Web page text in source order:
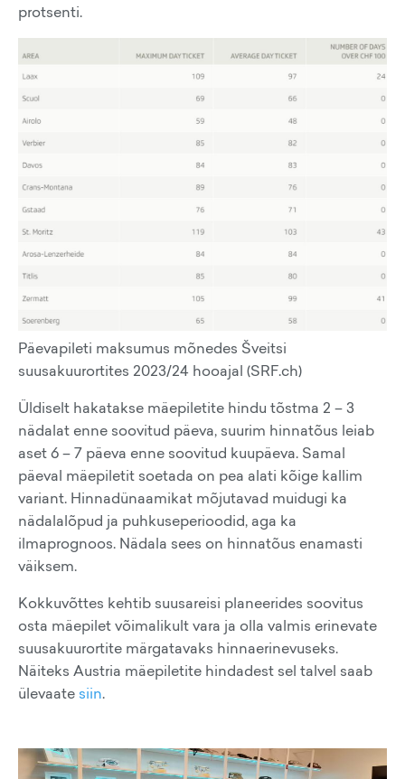
protsenti.
Päevapileti maksumus mõnedes Šveitsi
suusakuurortites 2023/24 hooajal (SRF.ch)
Üldiselt hakatakse mäepiletite hindu tõstma 2 – 3
nädalat enne soovitud päeva, suurim hinnatõus leiab
aset 6 – 7 päeva enne soovitud kuupäeva. Samal
päeval mäepiletit soetada on pea alati kõige kallim
variant. Hinnadünaamikat mõjutavad muidugi ka
nädalalõpud ja puhkuseperioodid, aga ka
ilmaprognoos. Nädala sees on hinnatõus enamasti
väiksem.
Kokkuvõttes kehtib suusareisi planeerides soovitus
osta mäepilet võimalikult vara ja olla valmis erinevate
suusakuurortite märgatavaks hinnaerinevuseks.
Näiteks Austria mäepiletite hindadest sel talvel saab
ülevaate siin.